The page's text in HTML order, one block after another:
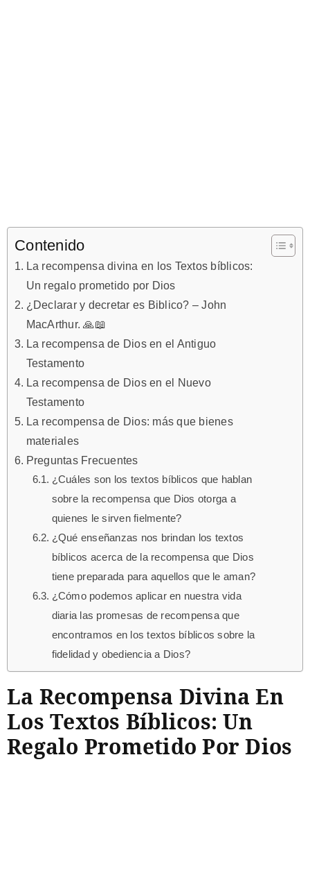
Contenido
La recompensa divina en los Textos bíblicos:
Un regalo prometido por Dios
¿Declarar y decretar es Biblico? – John
MacArthur. 🙏📖
La recompensa de Dios en el Antiguo
Testamento
La recompensa de Dios en el Nuevo
Testamento
La recompensa de Dios: más que bienes
materiales
Preguntas Frecuentes
¿Cuáles son los textos bíblicos que hablan
sobre la recompensa que Dios otorga a
quienes le sirven fielmente?
¿Qué enseñanzas nos brindan los textos
bíblicos acerca de la recompensa que Dios
tiene preparada para aquellos que le aman?
¿Cómo podemos aplicar en nuestra vida
diaria las promesas de recompensa que
encontramos en los textos bíblicos sobre la
fidelidad y obediencia a Dios?
La Recompensa Divina En
Los Textos Bíblicos: Un
Regalo Prometido Por Dios